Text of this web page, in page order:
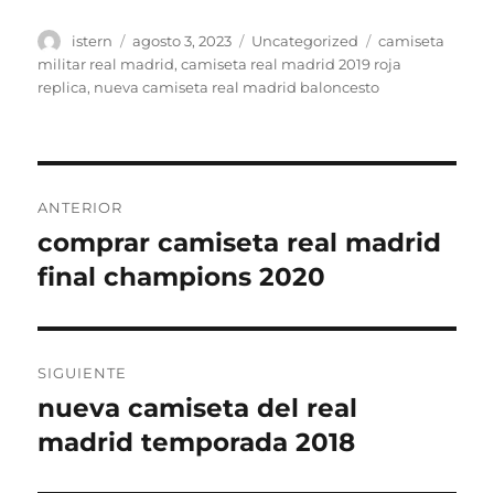
Autor
istern
Publicado
el
agosto 3, 2023 Categorías
Uncategorized Etiquetas
camiseta
militar real madrid,camiseta real madrid 2019 roja
replica, nueva camiseta real madrid baloncesto
de
entradas
ANTERIOR
Entrada
anterior:
comprar camiseta real madrid
final champions 2020
SIGUIENTE
Entrada
siguiente:
nueva camiseta del real
madrid temporada 2018